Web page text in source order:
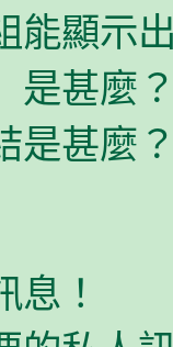
能顯示
是甚麼
是甚麼
息！